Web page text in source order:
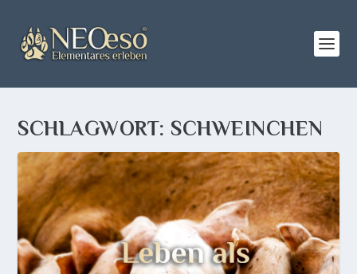
SCHLAGWORT: SCHWEINCHEN